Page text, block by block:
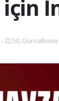
- 22:50,